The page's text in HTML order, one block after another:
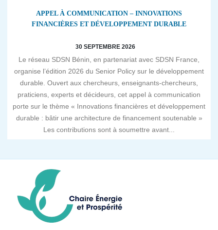
APPEL À COMMUNICATION – INNOVATIONS
FINANCIÈRES ET DÉVELOPPEMENT DURABLE
30 SEPTEMBRE 2026
Le réseau SDSN Bénin, en partenariat avec SDSN France,
organise l’édition 2026 du Senior Policy sur le développement
durable. Ouvert aux chercheurs, enseignants-chercheurs,
praticiens, experts et décideurs, cet appel à communication
porte sur le thème « Innovations financières et développement
durable : bâtir une architecture de financement soutenable »
Les contributions sont à soumettre avant...